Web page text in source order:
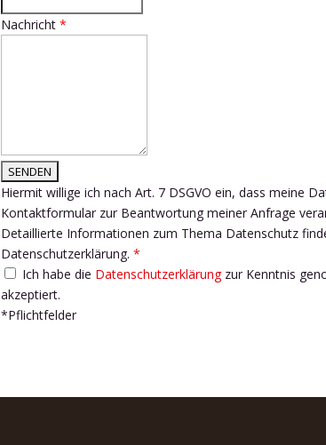
Nachricht *
Hiermit willige ich nach Art. 7 DSGVO ein, dass meine
Kontaktformular zur Beantwortung meiner Anfrage
Detaillierte Informationen zum Thema Datenschutz
Datenschutzerklärung. *
Ich habe die Datenschutzerklärungzur Kenntnis
akzeptiert.
*Pflichtfelder